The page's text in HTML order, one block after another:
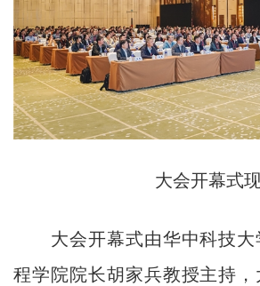
大会开幕式
大会开幕式由华中科技大
程学院院长胡家兵教授主持，